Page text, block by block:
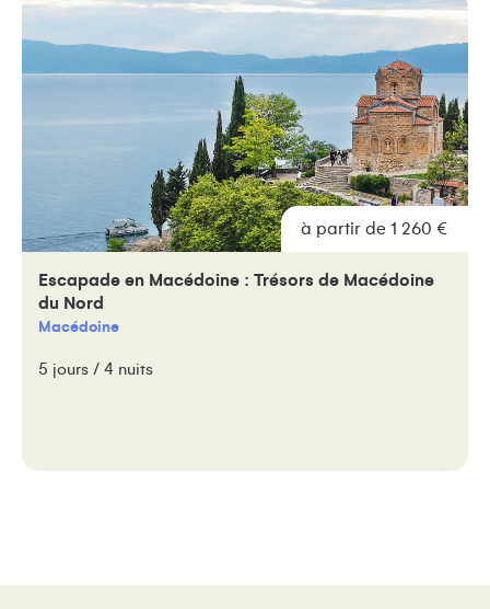
à partir de 1 260 €
Escapade en Macédoine : Trésors de Macédoine
du Nord
Macédoine
5 jours / 4 nuits